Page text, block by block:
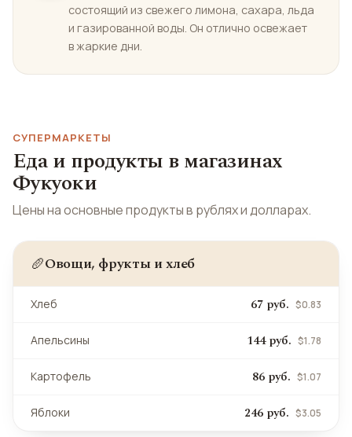
состоящий из свежего лимона, сахара, льда
и газированной воды. Он отлично освежает
в жаркие дни.
СУПЕРМАРКЕТЫ
Еда и продукты в магазинах
Фукуоки
Цены на основные продукты в рублях и долларах.
🥖Овощи, фрукты и хлеб
Хлеб 67 руб. $0.83
Апельсины 144 руб. $1.78
Картофель 86 руб. $1.07
Яблоки 246 руб. $3.05